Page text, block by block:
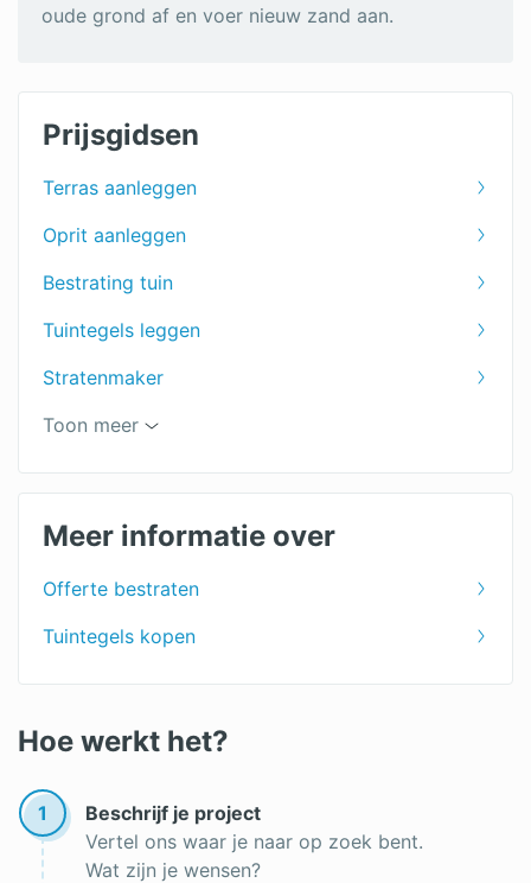
oude grond af en voer nieuw zand aan.
Prijsgidsen
Terras aanleggen
Oprit aanleggen
Bestrating tuin
Tuintegels leggen
Stratenmaker
Herbestraten
Sierbestrating
Toon meer
Meer informatie over
Offerte bestraten
Tuintegels kopen
Hoe werkt het?
1
Beschrijf je project
Vertel ons waar je naar op zoek bent.
Wat zijn je wensen?